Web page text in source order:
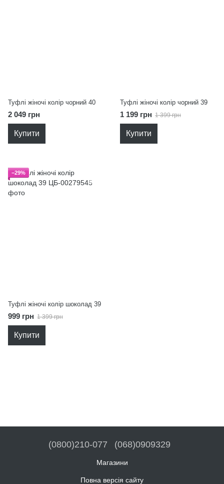
Туфлі жіночі колір чорний 40
2 049 грн
Купити
Туфлі жіночі колір чорний 39
1 199 грн 1 399 грн
Купити
−29%
Туфлі жіночі колір шоколад 39
999 грн 1 399 грн
Купити
(0800)210-077 (068)0909329
Магазини
Повна версія сайту